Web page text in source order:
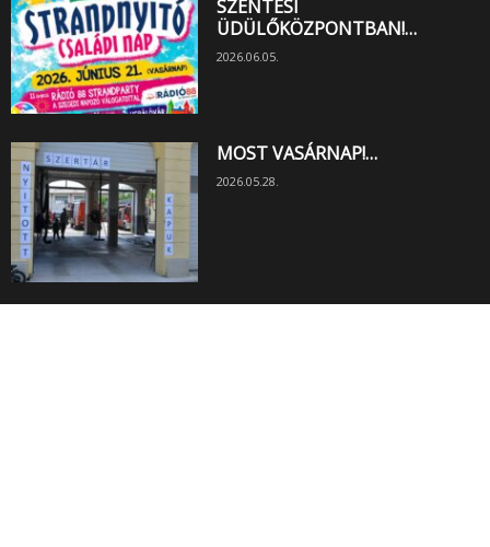
SZENTESI
ÜDÜLŐKÖZPONTBAN!…
2026.06.05.
MOST VASÁRNAP!…
2026.05.28.